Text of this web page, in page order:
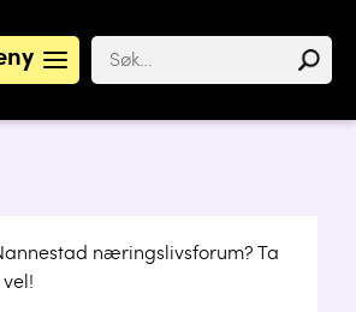
næringslivsforum? Ta